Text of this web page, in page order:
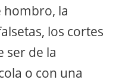
hombro, la
los cortes
ser de la
o con una